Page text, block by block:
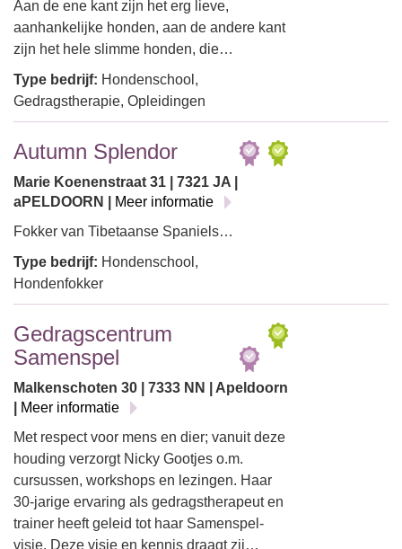
Aan de ene kant zijn het erg lieve,
aanhankelijke honden, aan de andere kant
zijn het hele slimme honden, die…
Type bedrijf: Hondenschool,
Gedragstherapie, Opleidingen
Autumn Splendor
Marie Koenenstraat 31 | 7321 JA |
aPELDOORN |
Meer informatie
Fokker van Tibetaanse Spaniels…
Type bedrijf: Hondenschool,
Hondenfokker
Gedragscentrum
Samenspel
Malkenschoten 30 | 7333 NN | Apeldoorn
Meer informatie
Met respect voor mens en dier; vanuit deze
houding verzorgt Nicky Gootjes o.m.
cursussen, workshops en lezingen. Haar
30-jarige ervaring als gedragstherapeut en
trainer heeft geleid tot haar Samenspel-
visie. Deze visie en kennis draagt zij…